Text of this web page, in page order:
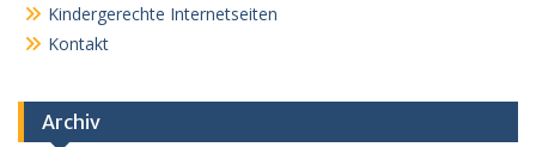
Kindergerechte Internetseiten
Kontakt
Archiv